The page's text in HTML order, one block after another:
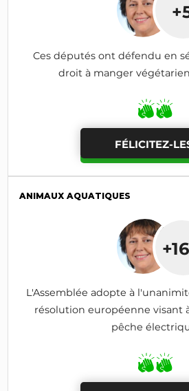
Ces députés ont défendu en
droit à manger
FÉLICITEZ-
ANIMAUX AQUATIQUES
L'Assemblée adopte à
résolution européenne visant
pêche